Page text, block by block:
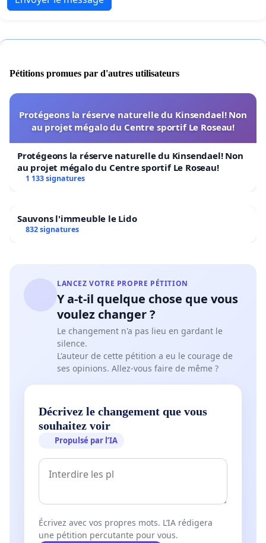
Pétitions promues par d'autres utilisateurs
Protégeons la réserve naturelle du Kinsendael! Non
au projet mégalo du Centre sportif Le Roseau!
Protégeons la réserve naturelle du Kinsendael! Non
au projet mégalo du Centre sportif Le Roseau!
1 133 signatures
Sauvons l'immeuble le Lido
832 signatures
LANCEZ VOTRE PROPRE PÉTITION
Y a-t-il quelque chose que vous
voulez changer ?
Le changement n'a pas lieu en gardant le
silence.
L'auteur de cette pétition a eu le courage de
ses opinions. Allez-vous faire de même ?
Décrivez le changement que vous
souhaitez voir
Propulsé par l’IA
Écrivez avec vos propres mots. L’IA rédigera
une pétition percutante pour vous.